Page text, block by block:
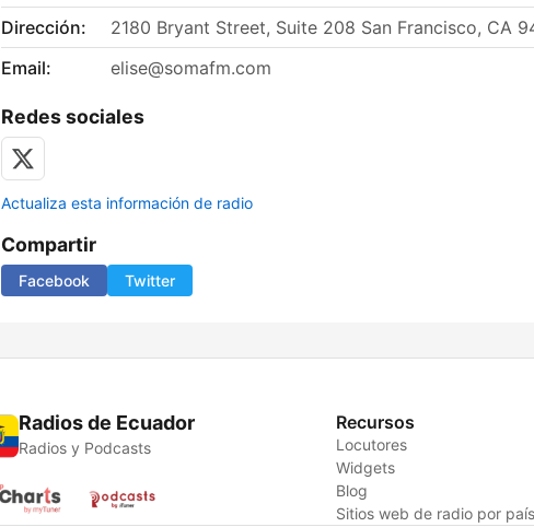
Dirección:
2180 Bryant Street, Suite 208 San Francisco, CA
Email:
elise@somafm.com
Redes sociales
Actualiza esta información de radio
Compartir
Facebook Twitter
Radios de Ecuador
Radios y Podcasts
Recursos
Locutores
Widgets
Blog
Sitios web de radio por país